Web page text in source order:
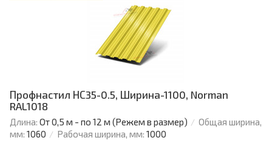
Профнастил НС35-0.5, Ширина-1100, Norman
RAL1018
Длина: От 0,5 м - по 12 м (Режем в размер)
Общая ширина,
мм: 1060 Рабочая ширина, мм: 1000